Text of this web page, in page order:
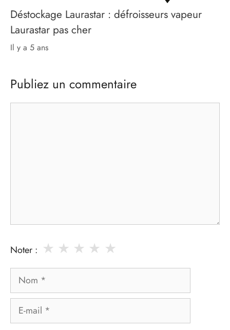
Déstockage Laurastar : défroisseurs vapeur
Laurastar pas cher
il y a 5 ans
Publiez un commentaire
Noter : ★
★
★
★
★
Nom